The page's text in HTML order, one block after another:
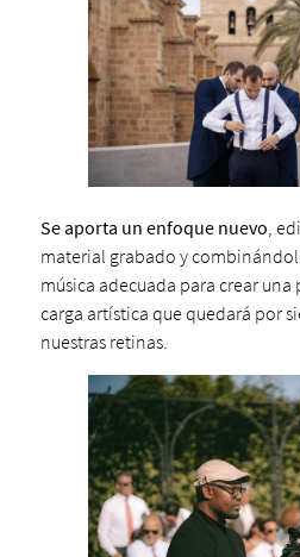
Se aporta un enfoque nuevo,
material grabado y
música adecuada para crear
carga artística que quedará por
nuestras retinas.